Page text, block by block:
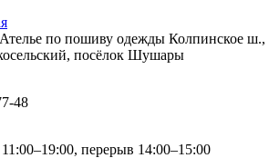
по пошиву одежды Колпинское ш.,
посёлок Шушары
48
11:00–19:00, перерыв 14:00–15:00